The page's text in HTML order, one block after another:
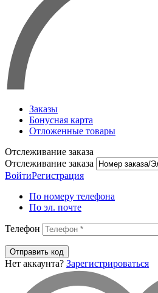
Заказы
Бонусная карта
Отложенные товары
Отслеживание заказа
Отслеживание заказа
ВойтиРегистрация
По номеру телефона
По эл. почте
Телефон
Отправить код
Нет аккаунта? Зарегистрироваться